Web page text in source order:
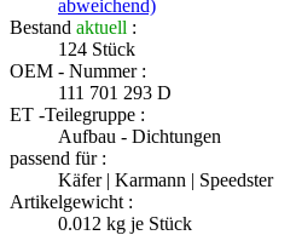
abweichend)
Bestand aktuell :
124 Stück
OEM - Nummer :
111 701 293 D
ET -Teilegruppe :
Aufbau - Dichtungen
passend für :
Käfer | Karmann | Speedster
Artikelgewicht :
0.012 kg je Stück